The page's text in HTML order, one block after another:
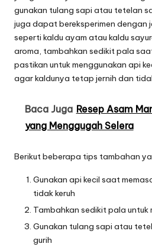
gunakan tulang sapi atau tetelan
juga dapat bereksperimen dengan
seperti kaldu ayam atau kaldu
aroma, tambahkan sedikit pala
pastikan untuk menggunakan api
agar kaldunya tetap jernih dan
Baca Juga Resep Asam
yang Menggugah Selera
Berikut beberapa tips tambahan
Gunakan api kecil saat
tidak keruh
Tambahkan sedikit pala untuk
Gunakan tulang sapi atau
gurih